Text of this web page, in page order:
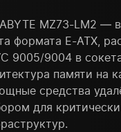
MZ73-LM2 —
формата E-ATX,
9005/9004 в
памяти на
средства
для